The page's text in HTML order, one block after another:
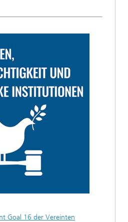
Goal 16 der Vereinten